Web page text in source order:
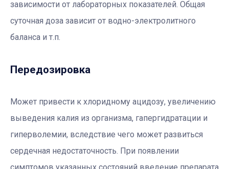
зависимости от лабораторных показателей. Общая
суточная доза зависит от водно-электролитного
баланса и т.п.
Передозировка
Может привести к хлоридному ацидозу, увеличению
выведения калия из организма, гапергидратации и
гиперволемии, вследствие чего может развиться
сердечная недостаточность. При появлении